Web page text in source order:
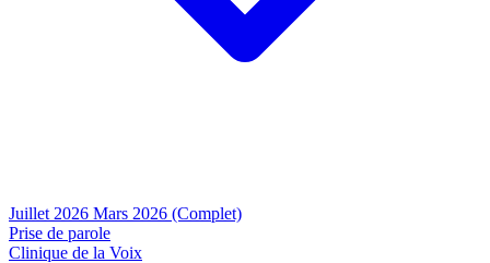
Juillet 2026 Mars 2026 (Complet)
Prise de parole
Clinique de la Voix